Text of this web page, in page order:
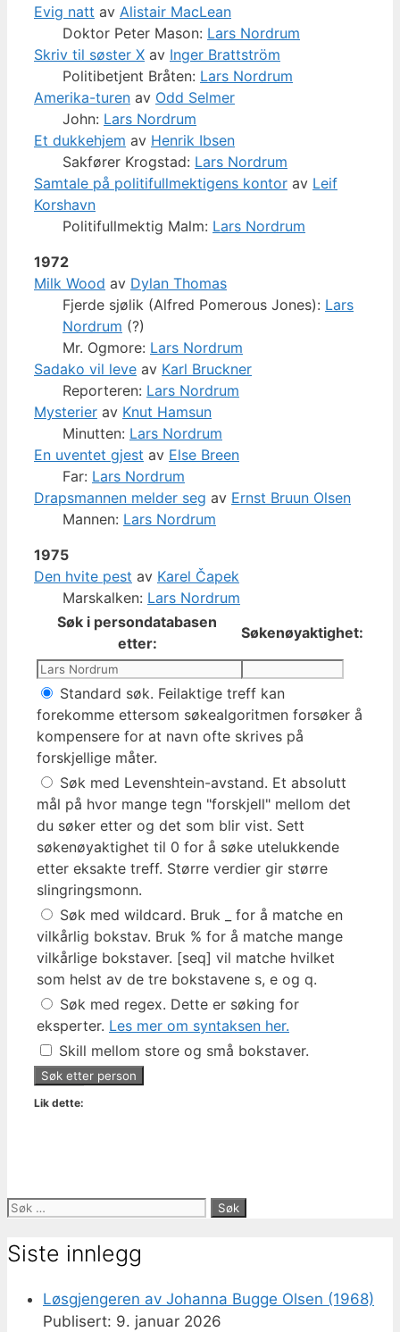
Evig natt av Alistair MacLean
Doktor Peter Mason: Lars Nordrum
Skriv til søster X av Inger Brattström
Politibetjent Bråten: Lars Nordrum
Amerika-turen av Odd Selmer
John: Lars Nordrum
Et dukkehjem av Henrik Ibsen
Sakfører Krogstad: Lars Nordrum
Samtale på politifullmektigens kontor av Leif
Korshavn
Politifullmektig Malm: Lars Nordrum
1972
Milk Wood av Dylan Thomas
Fjerde sjølik (Alfred Pomerous Jones): Lars
Nordrum (?)
Mr. Ogmore: Lars Nordrum
Sadako vil leve av Karl Bruckner
Reporteren: Lars Nordrum
Mysterier av Knut Hamsun
Minutten: Lars Nordrum
En uventet gjest av Else Breen
Far: Lars Nordrum
Drapsmannen melder seg av Ernst Bruun Olsen
Mannen: Lars Nordrum
1975
Den hvite pest av Karel Čapek
Marskalken: Lars Nordrum
Søk i persondatabasen
etter:
Søkenøyaktighet:
Standard søk. Feilaktige treff kan
forekomme ettersom søkealgoritmen forsøker å
kompensere for at navn ofte skrives på
forskjellige måter.
Søk med Levenshtein-avstand. Et absolutt
mål på hvor mange tegn "forskjell" mellom det
du søker etter og det som blir vist. Sett
søkenøyaktighet til 0 for å søke utelukkende
etter eksakte treff. Større verdier gir større
slingringsmonn.
Søk med wildcard. Bruk _ for å matche en
vilkårlig bokstav. Bruk % for å matche mange
vilkårlige bokstaver. [seq] vil matche hvilket
som helst av de tre bokstavene s, e og q.
Søk med regex. Dette er søking for
eksperter. Les mer om syntaksen her.
Skill mellom store og små bokstaver.
Lik dette:
Søk
Siste innlegg
Løsgjengeren av Johanna Bugge Olsen (1968)
9. januar 2026